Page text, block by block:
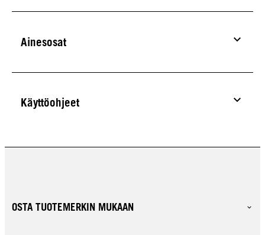
Ainesosat
Käyttöohjeet
OSTA TUOTEMERKIN MUKAAN